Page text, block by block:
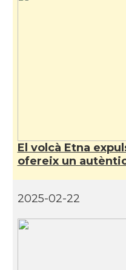
El volcà Etna
ofereix un
2025-02-22